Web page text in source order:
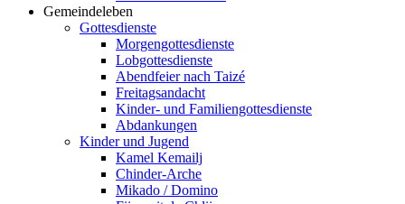
Gemeindeleben
Gottesdienste
Morgengottesdienste
Lobgottesdienste
Abendfeier nach Taizé
Freitagsandacht
Kinder- und Familien­gottesdienste
Abdankungen
Kinder und Jugend
Kamel Kemailj
Chinder-Arche
Mikado / Domino